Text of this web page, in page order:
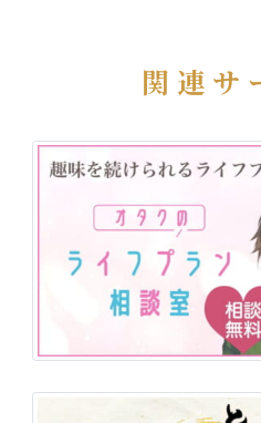
関連サ